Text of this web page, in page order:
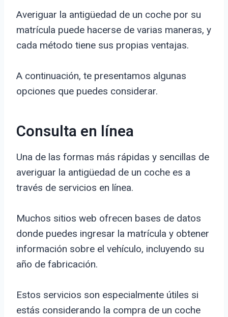
Averiguar la antigüedad de un coche por su
matrícula puede hacerse de varias maneras, y
cada método tiene sus propias ventajas.
A continuación, te presentamos algunas
opciones que puedes considerar.
Consulta en línea
Una de las formas más rápidas y sencillas de
averiguar la antigüedad de un coche es a
través de servicios en línea.
Muchos sitios web ofrecen bases de datos
donde puedes ingresar la matrícula y obtener
información sobre el vehículo, incluyendo su
año de fabricación.
Estos servicios son especialmente útiles si
estás considerando la compra de un coche